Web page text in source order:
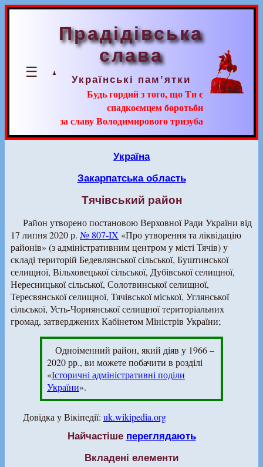
☰
Прадідівська
слава
Українські пам’ятки
Будь гордий з того, що Ти є
спадкоємцем боротьби
за славу Володимирового тризуба
Україна
Закарпатська область
Тячівський район
Район утворено постановою Верховної Ради України від
17 липня 2020 р. № 807-IX «Про утворення та ліквідацію
районів» (з адміністративним центром у місті Тячів) у
складі територій Бедевлянської сільської, Буштинської
селищної, Вільховецької сільської, Дубівської селищної,
Нересницької сільської, Солотвинської селищної,
Тересвянської селищної, Тячівської міської, Углянської
сільської, Усть-Чорнянської селищної територіальних
громад, затверджених Кабінетом Міністрів України;
Одноіменний район, який діяв у 1966 –
2020 рр., ви можете побачити в розділі
«Історичні адміністративні поділи
України».
Довідка у Вікіпедії: uk.wikipedia.org
Найчастіше переглядають
Вкладені елементи